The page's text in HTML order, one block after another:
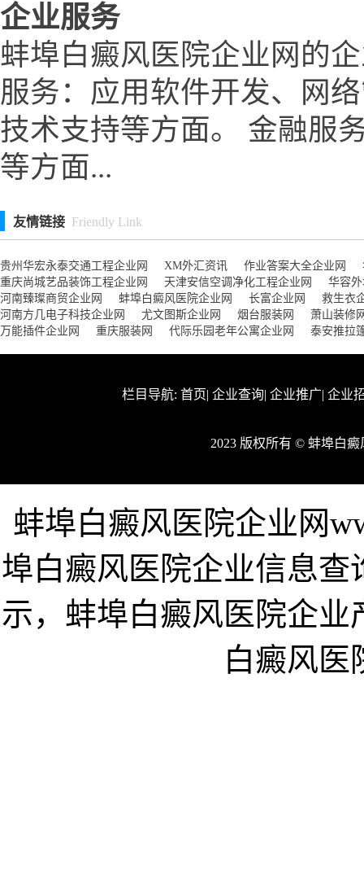
企业服务
蚌埠白癜风医院企业网的
服务：应用软件开发、网
技术支持等方面。 金融服
等方面...
友情链接 Friendly Link
贵州华宏永泰交通工程企业网 XM外汇资讯 作业答案大全企业网
重庆尚城艺品装饰工程企业网
天津安信空调净化工程企业网
华容
河南臻璨商贸企业网
蚌埠白癜风医院企业网 长富企业网
救生衣
河南方几电子科技企业网
尤文图斯企业网 烟台服装网
萧山装修
万能插件企业网
重庆服装网 代际乐园老年公寓企业网 泰安推拉
栏目导航: 首页| 企业查询| 企业推广| 企业
2023 版权所有 © 蚌埠白
蚌埠白癜风医院企业网
埠白癜风医院企业信息
示，蚌埠白癜风医院企
白癜风医